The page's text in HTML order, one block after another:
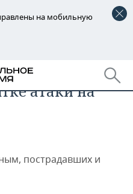
на мобильную
сбили
атаки на
пострадавших и